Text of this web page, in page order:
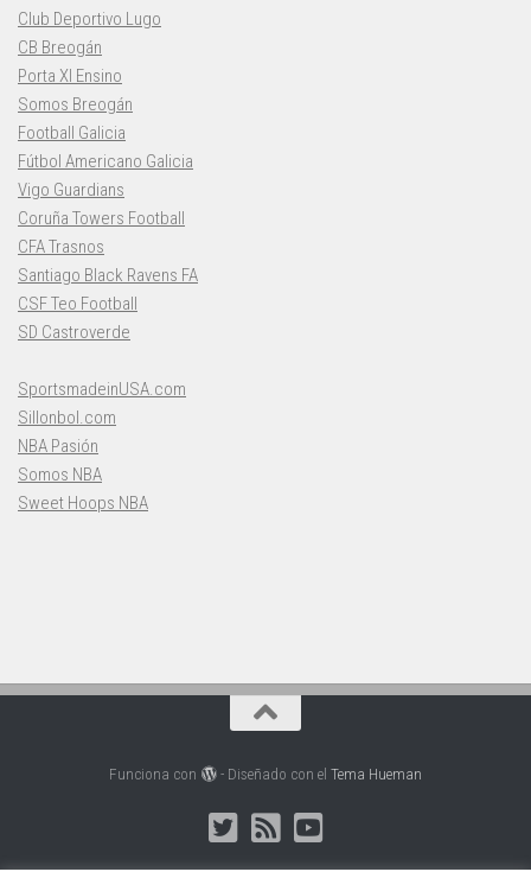
Club Deportivo Lugo
CB Breogán
Porta XI Ensino
Somos Breogán
Football Galicia
Fútbol Americano Galicia
Vigo Guardians
Coruña Towers Football
CFA Trasnos
Santiago Black Ravens FA
CSF Teo Football
SD Castroverde
SportsmadeinUSA.com
Sillonbol.com
NBA Pasión
Somos NBA
Sweet Hoops NBA
Funciona con - Diseñado con el Tema Hueman